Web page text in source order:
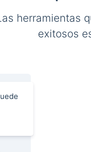
herramientas
exitosos